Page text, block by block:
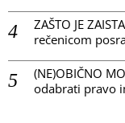
ZAŠTO JE
rečenicom
(NE)OBIČNO
odabrati pravo